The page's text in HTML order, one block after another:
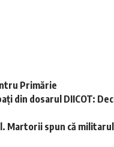
Primărie
din dosarul DIICOT:
Martorii spun că